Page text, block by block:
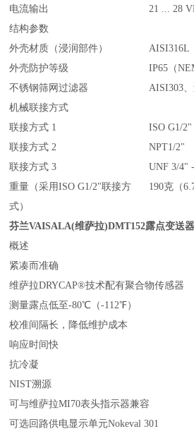
电流输出
21 ... 28
结构参数
外壳材质（浸润部件）
AISI316L
外壳防护等级
IP65（
不锈钢筛网过滤器
AISI303
机械联接方式
联接方式 1
ISO G1/2"
联接方式 2
NPT1/2"
联接方式 3
UNF 3/4"
重量（采用ISO G1/2"联接方
式）
190克（
芬兰VAISALA(维萨拉)DMT152露点变送器
概述
紧凑而准确
维萨拉DRYCAP®技术配有聚合物传感器
测量露点低至-80℃（-112℉）
校准间隔长，降低维护成本
响应时间快
抗冷凝
NIST溯源
可与维萨拉MI70表头指示器兼容
可选回路供电显示单元Nokeval 301